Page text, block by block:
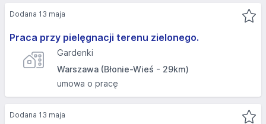
Praca przy pielęgnacji terenu zielonego.
Gardenki
Warszawa (Błonie-Wieś - 29km)
umowa o pracę
Dodana 13 maja
Dodana 13 maja